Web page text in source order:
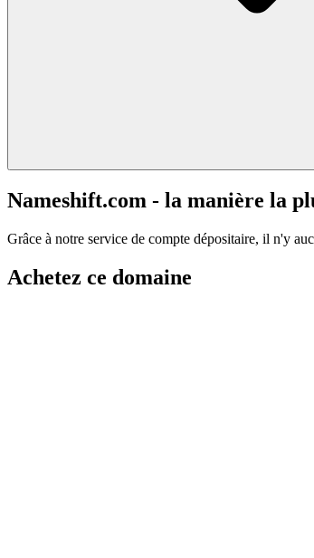
Nameshift.com - la manière la
Grâce à notre service de compte dépositaire, il n'y
Achetez ce domaine